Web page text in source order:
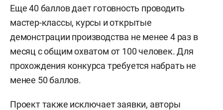
Еще 40 баллов дает готовность проводить
мастер-классы, курсы и открытые
демонстрации производства не менее 4 раз в
месяц с общим охватом от 100 человек. Для
прохождения конкурса требуется набрать не
менее 50 баллов.
Проект также исключает заявки, авторы